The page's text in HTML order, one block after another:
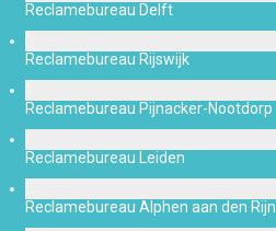
Reclamebureau Delft
Reclamebureau Rijswijk
Reclamebureau Pijnacker-Nootdorp
Reclamebureau Leiden
Reclamebureau Alphen aan den Rijn